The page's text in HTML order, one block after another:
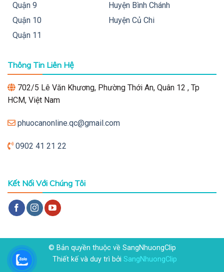
Quận 9
Quận 10
Quận 11
Huyện Bình Chánh
Huyện Củ Chi
Thông Tin Liên Hệ
702/5 Lê Văn Khương, Phường Thới An, Quân 12 , Tp
HCM, Việt Nam
phuocanonline.qc@gmail.com
0902 41 21 22
Kết Nối Với Chúng Tôi
© Bản quyền thuộc về SangNhuongClip
Thiết kế và duy trì bởi SangNhuongClip